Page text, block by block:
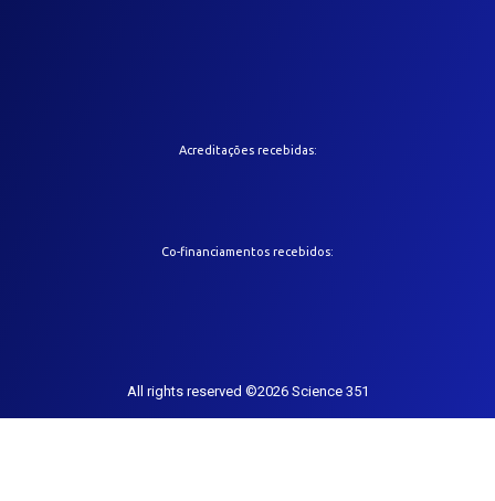
Acreditações recebidas:
Co-financiamentos recebidos:
All rights reserved ©2026 Science 351